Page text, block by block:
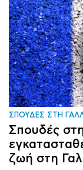
ΣΠΟΥΔΕΣ ΣΤΗ
Σπουδές
ζωή στη